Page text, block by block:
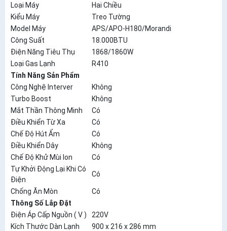
Loại Máy
Hai Chiều
Kiểu Máy
Treo Tường
Model Máy
APS/APO-H180/Morandi
Công Suất
18.000BTU
Điện Năng Tiêu Thụ
1868/1860W
Loại Gas Lạnh
R410
Tính Năng Sản Phẩm
Công Nghệ Interver
Không
Turbo Boost
Không
Mắt Thần Thông Minh
Có
Điều Khiển Từ Xa
Có
Chế Độ Hút Ẩm
Có
Điều Khiển Dây
Không
Chế Độ Khử Mùi Ion
Có
Tự Khởi Động Lại Khi Có
Điện
Có
Chống Ăn Mòn
Có
Thông Số Lắp Đặt
Điện Áp Cấp Nguồn ( V )
220V
Kích Thước Dàn Lạnh
900 x 216 x 286 mm